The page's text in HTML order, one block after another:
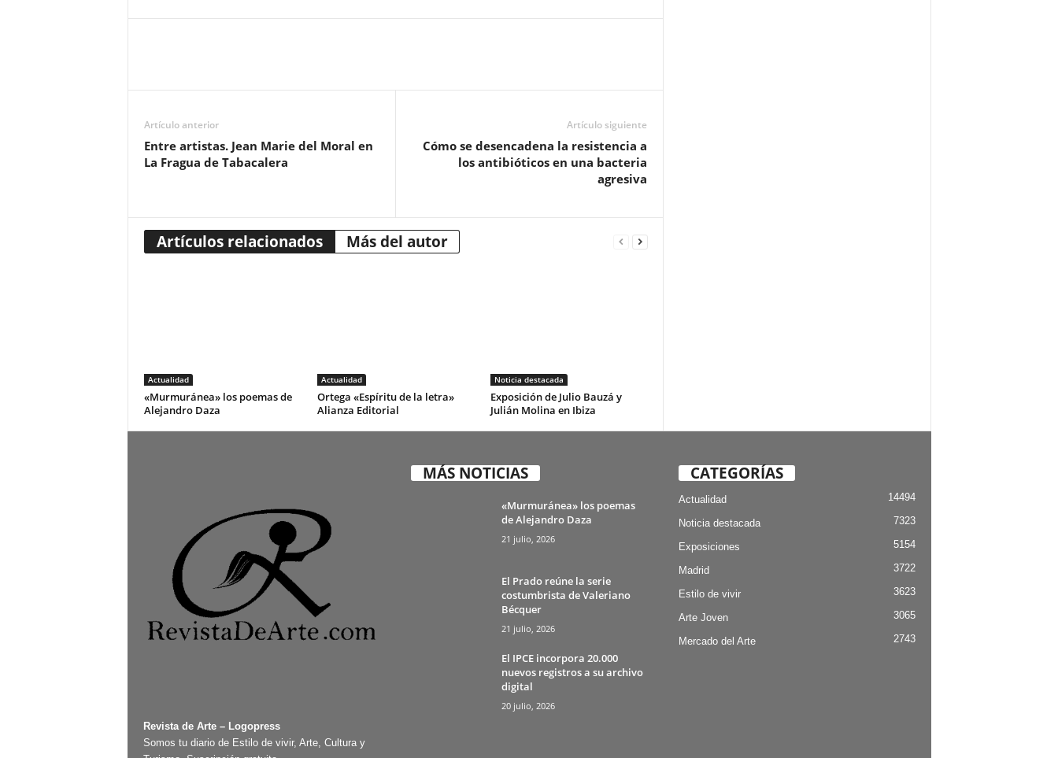
Artículo anterior
Entre artistas. Jean Marie del Moral en
La Fragua de Tabacalera
Artículo siguiente
Cómo se desencadena la resistencia a
los antibióticos en una bacteria
agresiva
Artículos relacionados Más del autor
Actualidad
«Murmuránea» los poemas de
Alejandro Daza
Actualidad
Ortega «Espíritu de la letra»
Alianza Editorial
Noticia destacada
Exposición de Julio Bauzá y
Julián Molina en Ibiza
Revista de Arte – Logopress
Somos tu diario de Estilo de vivir, Arte, Cultura y
MÁS NOTICIAS
«Murmuránea» los poemas
de Alejandro Daza
21 julio, 2026
El Prado reúne la serie
costumbrista de Valeriano
Bécquer
21 julio, 2026
El IPCE incorpora 20.000
nuevos registros a su archivo
digital
20 julio, 2026
CATEGORÍAS
Actualidad 14494
Noticia destacada 7323
Exposiciones 5154
Madrid 3722
Estilo de vivir 3623
Arte Joven 3065
Mercado del Arte 2743